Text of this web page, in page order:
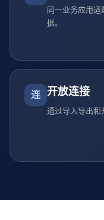
同一业务应用
据。
连 开放连接
通过导入导出和